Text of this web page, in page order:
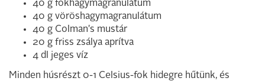
40 g fokhagymagranulátum
40 g vöröshagymagranulátum
40 g Colman's mustár
20 g friss zsálya aprítva
4 dl jeges víz
Minden húsrészt 0-1 Celsius-fok hidegre hűtünk, és